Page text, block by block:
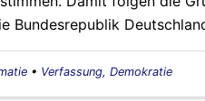
Bundesrepublik
• Verfassung, Demokratie